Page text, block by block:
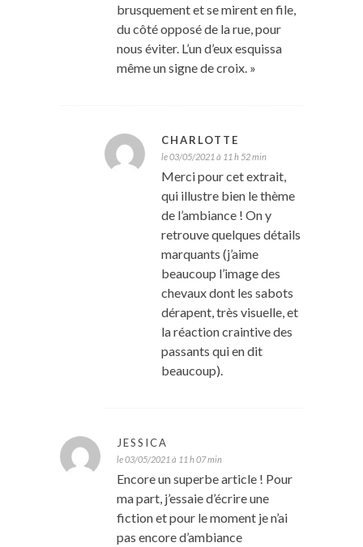
brusquement et se mirent en file,
du côté opposé de la rue, pour
nous éviter. L’un d’eux esquissa
même un signe de croix. »
CHARLOTTE
le 03/05/2021 à 11 h 52 min
Merci pour cet extrait,
qui illustre bien le thème
de l’ambiance ! On y
retrouve quelques détails
marquants (j’aime
beaucoup l’image des
chevaux dont les sabots
dérapent, très visuelle, et
la réaction craintive des
passants qui en dit
beaucoup).
JESSICA
le 03/05/2021 à 11 h 07 min
Encore un superbe article ! Pour
ma part, j’essaie d’écrire une
fiction et pour le moment je n’ai
pas encore d’ambiance